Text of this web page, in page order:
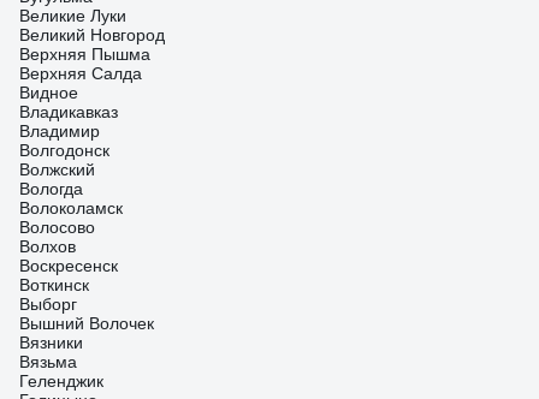
Великие Луки
Великий Новгород
Верхняя Пышма
Верхняя Салда
Видное
Владикавказ
Владимир
Волгодонск
Волжский
Вологда
Волоколамск
Волосово
Волхов
Воскресенск
Воткинск
Выборг
Вышний Волочек
Вязники
Вязьма
Геленджик